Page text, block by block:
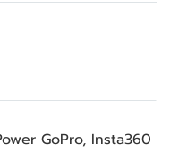
GoPro, Insta360